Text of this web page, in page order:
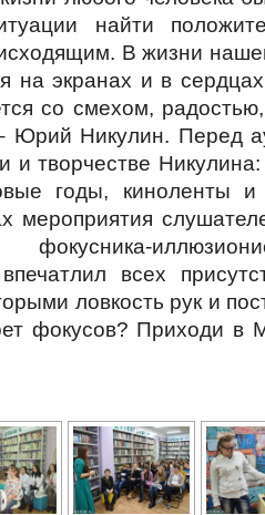
найти
В жизни
на экранах и в
со смехом,
Юрий Никулин. Перед
и творчестве
годы, киноленты
мероприятия
всех
ловкость рук и
фокусов? Приходи в